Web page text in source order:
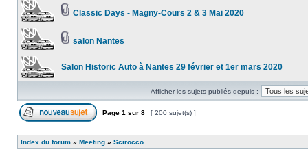
Classic Days - Magny-Cours 2 & 3 Mai 2020
salon Nantes
Salon Historic Auto à Nantes 29 février et 1er mars 2020
Afficher les sujets publiés depuis :
Page 1 sur 8 [ 200 sujet(s) ]
Index du forum » Meeting » Scirocco